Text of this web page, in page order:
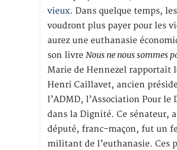
vieux. Dans quelque temps,
voudront plus payer pour les
aurez une euthanasie
son livreNous ne nous sommes
Marie de Hennezel rapportait
Henri Caillavet, ancien
l’ADMD, l’Association Pour le
dans la Dignité. Ce sénateur,
député, franc-maçon, fut un
militant de l’euthanasie. Ces